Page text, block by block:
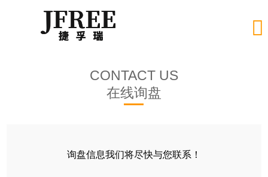

CONTACT US
在线询盘
询盘信息我们将尽快与您联系！